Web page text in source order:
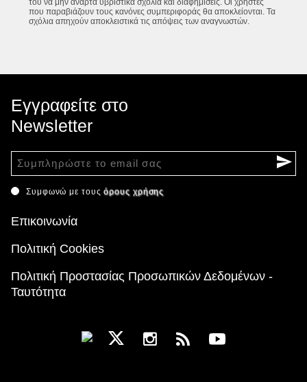
που παραβιάζουν τους κανόνες συμπεριφοράς θα αποκλείονται. Τα
σχόλια απηχούν αποκλειστικά τις απόψεις των αναγνωστών.
Εγγραφείτε στο
Newsletter
Συμφωνώ με τουςόρους χρήσης
Επικοινωνία
Πολιτική Cookies
Πολιτική Προστασίας Προσωπικών Δεδομένων -
Ταυτότητα